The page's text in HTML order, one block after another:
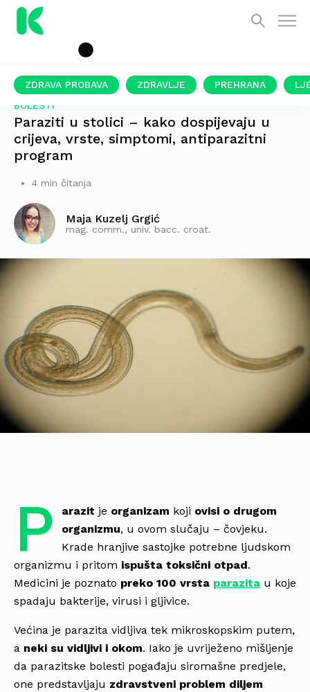
ZDRAVA PROBAVA ZDRAVLJE PREHRANA
BOLESTI
Paraziti u stolici – kako dospijevaju u
crijeva, vrste, simptomi, antiparazitni
program
4 min čitanja
Maja Kuzelj Grgić
mag. comm., univ. bacc. croat.
P arazit je organizam koji ovisi o drugom
organizmu, u ovom slučaju – čovjeku.
Krade hranjive sastojke potrebne ljudskom
organizmu i pritom ispušta toksični otpad.
Medicini je poznato preko 100 vrsta parazita u koje
spadaju bakterije, virusi i gljivice.
Većina je parazita vidljiva tek mikroskopskim putem,
a neki su vidljivi i okom. Iako je uvriježeno mišljenje
da parazitske bolesti pogađaju siromašne predjele,
one predstavljaju zdravstveni problem diljem